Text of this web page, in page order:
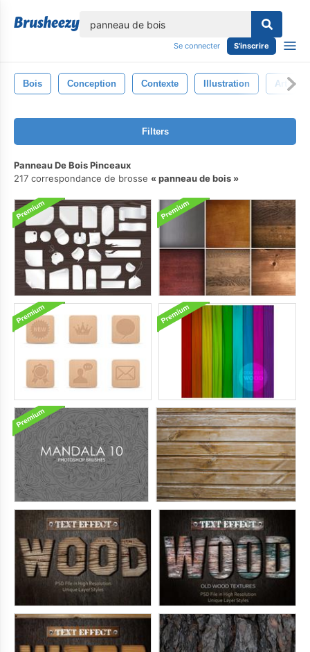
Se connecter S'inscrire
Bois Conception Contexte Illustration Art
Filters
Panneau De Bois Pinceaux
217 correspondance de brosse
panneau de bois